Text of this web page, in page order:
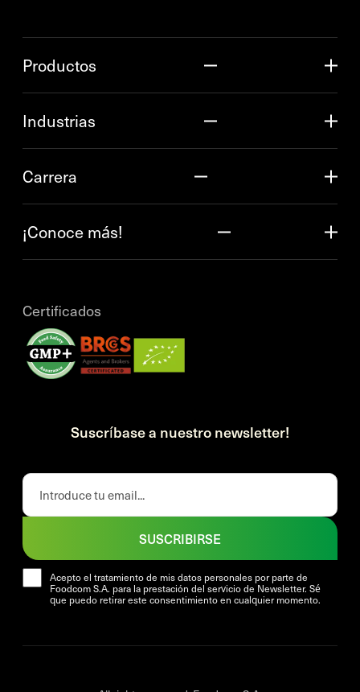
Productos
Industrias
Carrera
¡Conoce más!
Certificados
Suscríbase a nuestro newsletter!
Acepto el tratamiento de mis datos personales por parte de
Foodcom S.A. para la prestación del servicio de Newsletter. Sé
que puedo retirar este consentimiento en cualquier momento.
SUSCRIBIRSE